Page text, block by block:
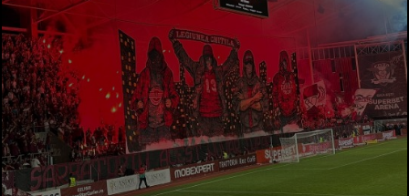
SuperLiga
Liga 2
Cupa României
Echipa Națională
U21